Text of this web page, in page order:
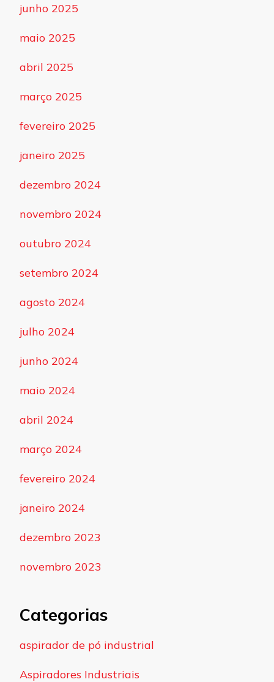
junho 2025
maio 2025
abril 2025
março 2025
fevereiro 2025
janeiro 2025
dezembro 2024
novembro 2024
outubro 2024
setembro 2024
agosto 2024
julho 2024
junho 2024
maio 2024
abril 2024
março 2024
fevereiro 2024
janeiro 2024
dezembro 2023
novembro 2023
Categorias
aspirador de pó industrial
Aspiradores Industriais